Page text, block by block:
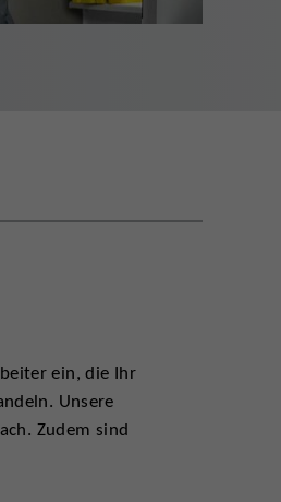
ein, die Ihr
Unsere
Zudem sind